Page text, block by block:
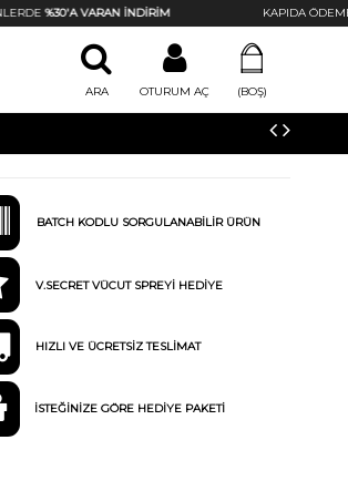
%30'A VARAN İNDİRİM KAPIDA ÖDEME &
(BOŞ)
OTURUM AÇ
ARA
BATCH KODLU SORGULANABİLİR ÜRÜN
V.SECRET VÜCUT SPREYİ HEDİYE
HIZLI VE ÜCRETSİZ TESLİMAT
İSTEĞİNİZE GÖRE HEDİYE PAKETİ